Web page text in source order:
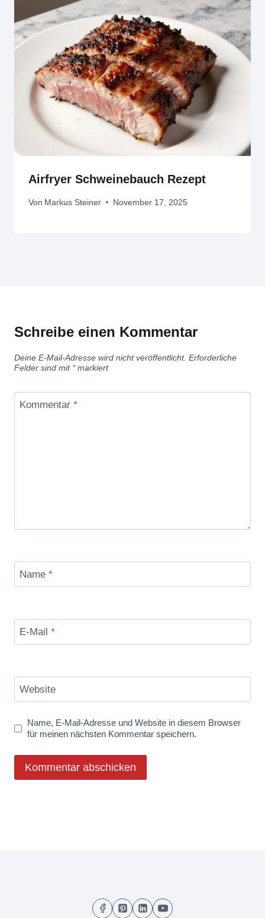
Airfryer Schweinebauch Rezept
Von Markus Steiner November 17, 2025
Schreibe einen Kommentar
Deine E-Mail-Adresse wird nicht veröffentlicht. Erforderliche
Felder sind mit *markiert
Kommentar *
Name *
E-Mail *
Website
Name, E-Mail-Adresse und Website in diesem Browser
für meinen nächsten Kommentar speichern.